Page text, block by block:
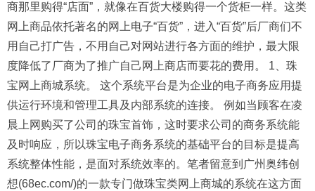
商那里购得“店面”，就像在百货大楼购得一个货柜一样。这类
网上商品依托著名的网上电子“百货”，进入“百货”后厂商们不
用自己打广告，不用自己对网站进行各方面的维护，最大限
度降低了厂商为了推广自己网上商店而要花的费用。 1、珠
宝网上商城系统。 这个系统平台是为企业的电子商务应用提
供运行环境和管理工具及内部系统的连接。 例如当顾客在凌
晨上网购买了公司的珠宝首饰，这时要求公司的商务系统能
及时响应，所以珠宝电子商务系统的基础平台的目标是提高
系统整体性能，是面对系统效率的。笔者留意到广州奥纬创
想(68ec.com/)的一款专门做珠宝类网上商城的系统在这方面